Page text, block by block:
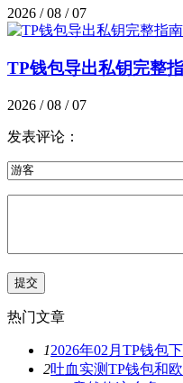
2026 / 08 / 07
TP钱包导出私钥完整
2026 / 08 / 07
发表评论：
热门文章
12026年02月TP钱包
2吐血实测TP钱包和